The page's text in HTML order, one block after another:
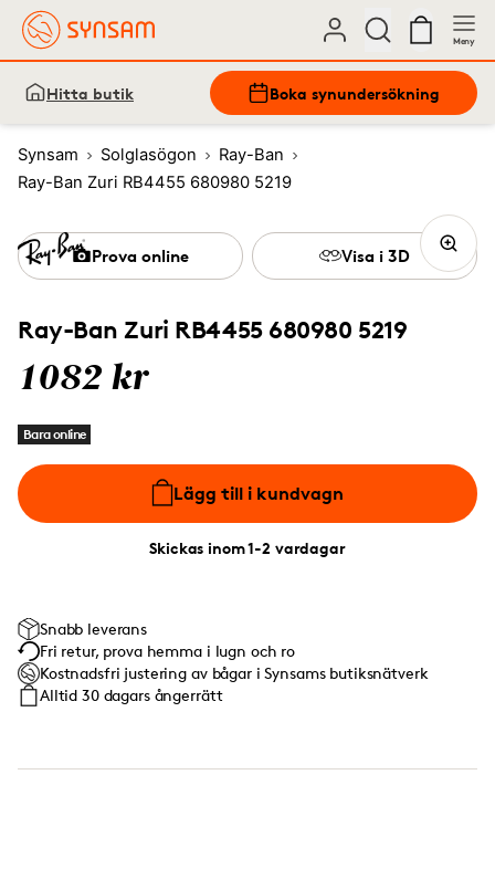
Meny
Hitta butik Boka synundersökning
Synsam Solglasögon
Ray-Ban
Ray-Ban Zuri RB4455 680980 5219
Ray-Ban Zuri RB4455 680980 5219
1082 kr
Bara online
Lägg till i kundvagn
Skickas inom 1-2 vardagar
Prova online Visa i 3D
Snabb leverans
Fri retur, prova hemma i lugn och ro
Kostnadsfri justering av bågar i Synsams butiksnätverk
Alltid 30 dagars ångerrätt